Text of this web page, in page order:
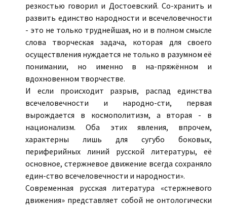
резкостью говорил и Достоевский. Со-хранить и
развить единство народности и всечеловечности
- это не только труднейшая, но и в полном смысле
слова творческая задача, которая для своего
осуществления нуждается не только в разумном её
понимании, но именно в на-пряжённом и
вдохновенном творчестве.
И если происходит разрыв, распад единства
всечеловечности и народно-сти, первая
вырождается в космополитизм, а вторая - в
национализм. Оба этих явления, впрочем,
характерны лишь для сугубо боковых,
периферийных линий русской литературы, её
основное, стержневое движение всегда сохраняло
един-ство всечеловечности и народности».
Современная русская литература «стержневого
движения» представляет собой не онтологически